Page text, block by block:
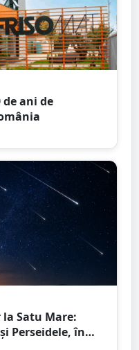
ani de
Satu Mare:
Perseidele, în